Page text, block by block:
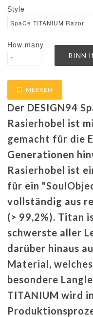
Style
SpaCe TITANIUM Razor
How many
MERKEN
Der DESIGN94
Rasierhobel ist
gemacht für die
Generationen
Rasierhobel ist
für ein
vollständig aus
(> 99,2%). Titan
schwerste aller
darüber hinaus
Material,
besondere
TITANIUM wird